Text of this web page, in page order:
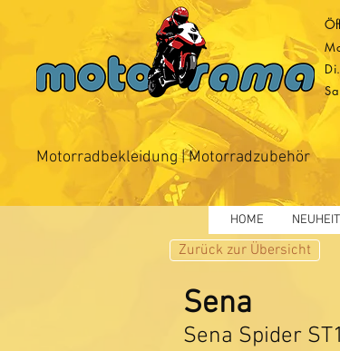
Motorradbekleidung | Motorradzubehör
HOME
Zurück zur Übersicht
Sena
Sena Spider